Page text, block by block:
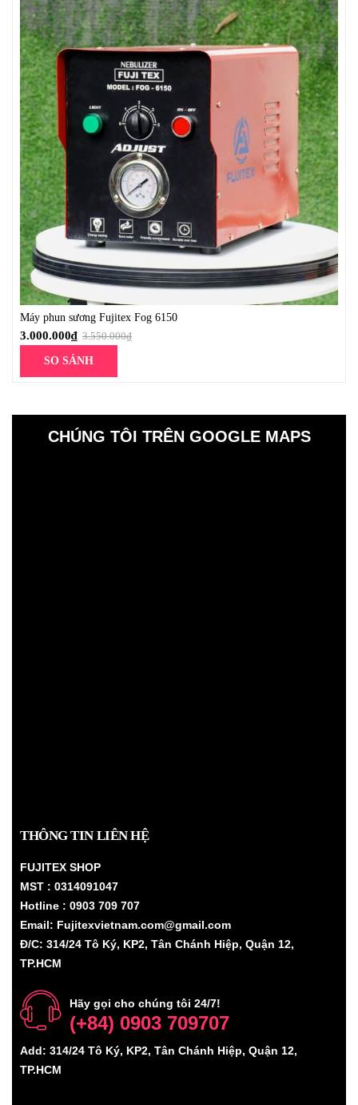
Máy phun sương Fujitex Fog 6150
3.550.000₫
3.000.000₫
SO SÁNH
CHÚNG TÔI TRÊN GOOGLE MAPS
THÔNG TIN LIÊN HỆ
FUJITEX SHOP
MST : 0314091047
Hotline : 0903 709 707
Email: Fujitexvietnam.com@gmail.com
Đ/C: 314/24 Tô Ký, KP2, Tân Chánh Hiệp, Quận 12,
TP.HCM
Hãy gọi cho chúng tôi 24/7!
(+84) 0903 709707
Add: 314/24 Tô Ký, KP2, Tân Chánh Hiệp, Quận 12,
TP.HCM